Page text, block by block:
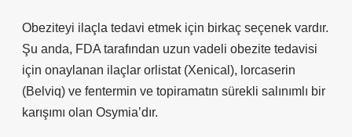
Obeziteyi ilaçla tedavi etmek için birkaç seçenek vardır.
Şu anda, FDA tarafından uzun vadeli obezite tedavisi
için onaylanan ilaçlar orlistat (Xenical), lorcaserin
(Belviq) ve fentermin ve topiramatın sürekli salınımlı bir
karışımı olan Osymia’dır.